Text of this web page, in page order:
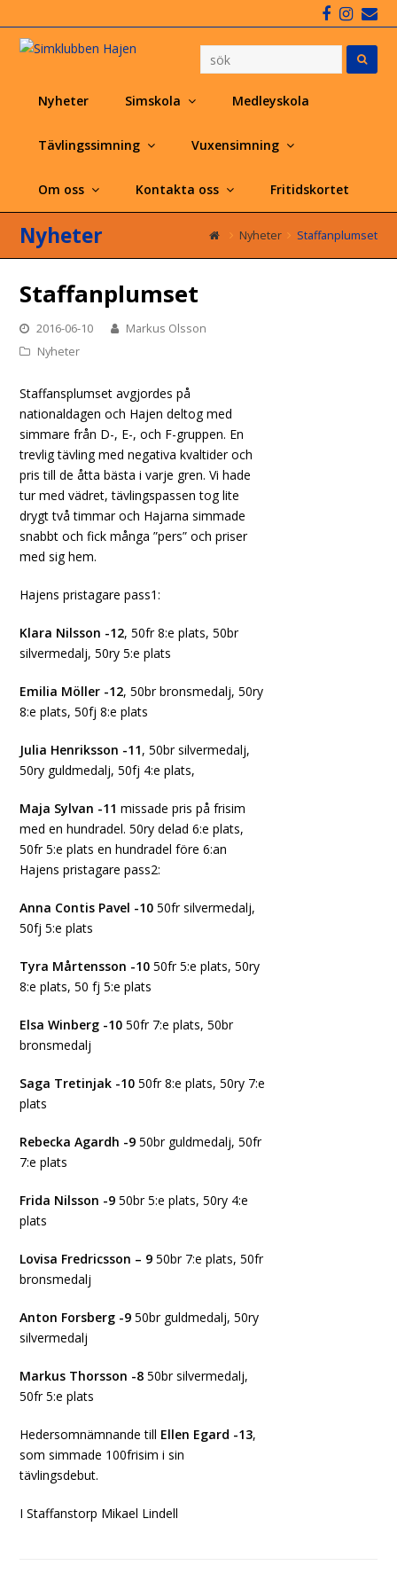
Nyheter Simskola Medleyskola
Tävlingssimning Vuxensimning
Om oss Kontakta oss Fritidskortet
Nyheter Nyheter Staffanplumset
Staffanplumset
2016-06-10
Markus Olsson
Nyheter
Staffansplumset avgjordes på
nationaldagen och Hajen deltog med
simmare från D-, E-, och F-gruppen. En
trevlig tävling med negativa kvaltider och
pris till de åtta bästa i varje gren. Vi hade
tur med vädret, tävlingspassen tog lite
drygt två timmar och Hajarna simmade
snabbt och fick många ”pers” och priser
med sig hem.
Hajens pristagare pass1:
Klara Nilsson -12, 50fr 8:e plats, 50br
silvermedalj, 50ry 5:e plats
Emilia Möller -12, 50br bronsmedalj, 50ry
8:e plats, 50fj 8:e plats
Julia Henriksson -11, 50br silvermedalj,
50ry guldmedalj, 50fj 4:e plats,
Maja Sylvan -11 missade pris på frisim
med en hundradel. 50ry delad 6:e plats,
50fr 5:e plats en hundradel före 6:an
Hajens pristagare pass2:
Anna Contis Pavel -10 50fr silvermedalj,
50fj 5:e plats
Tyra Mårtensson -10 50fr 5:e plats, 50ry
8:e plats, 50 fj 5:e plats
Elsa Winberg -10 50fr 7:e plats, 50br
bronsmedalj
Saga Tretinjak -10 50fr 8:e plats, 50ry 7:e
plats
Rebecka Agardh -9 50br guldmedalj, 50fr
7:e plats
Frida Nilsson -9 50br 5:e plats, 50ry 4:e
plats
Lovisa Fredricsson – 9 50br 7:e plats, 50fr
bronsmedalj
Anton Forsberg -9 50br guldmedalj, 50ry
silvermedalj
Markus Thorsson -8 50br silvermedalj,
50fr 5:e plats
Hedersomnämnande till Ellen Egard -13,
som simmade 100frisim i sin
tävlingsdebut.
I Staffanstorp Mikael Lindell